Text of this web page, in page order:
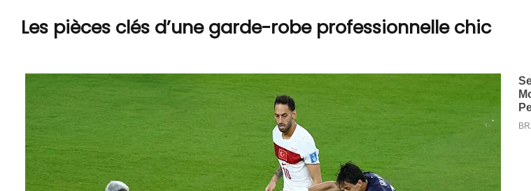
Les pièces clés d’une garde-robe professionnelle chic